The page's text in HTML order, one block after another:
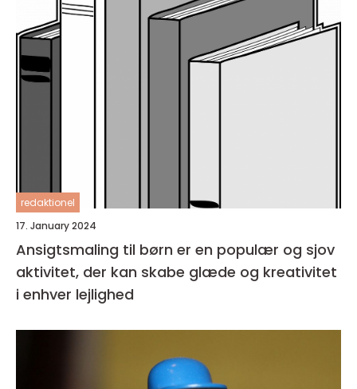
redaktionel
17. January 2024
Ansigtsmaling til børn er en populær og sjov
aktivitet, der kan skabe glæde og kreativitet
i enhver lejlighed